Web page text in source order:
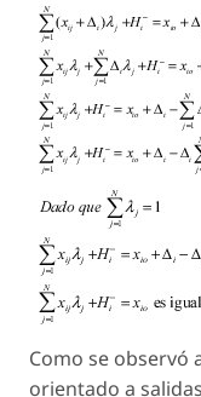
Como se observó
orientado a